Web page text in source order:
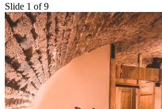
Slide 1 of 9